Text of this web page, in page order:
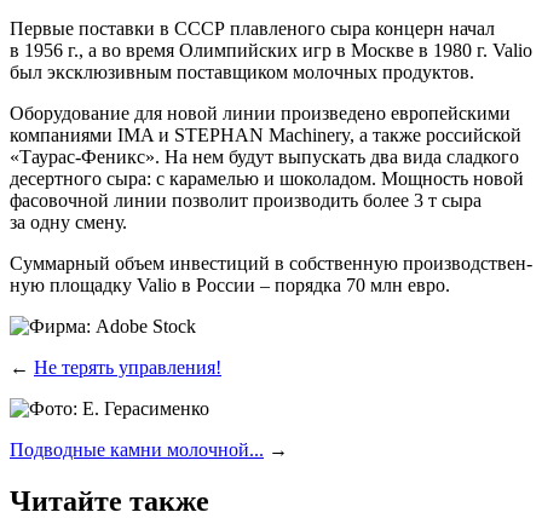
Пер­вые постав­ки в СССР плав­ле­но­го сыра кон­церн начал
в 1956 г., а во вре­мя Олим­пий­ских игр в Москве в 1980 г. Valio
был экс­клю­зив­ным постав­щи­ком молоч­ных продуктов.
Обо­ру­до­ва­ние для новой линии про­из­ве­де­но евро­пей­ски­ми
ком­па­ни­я­ми IMA и STEPHAN Machinery, а так­же рос­сий­ской
«Тау­рас-Феникс». На нем будут выпус­кать два вида слад­ко­го
десерт­но­го сыра: с кара­ме­лью и шоко­ла­дом. Мощ­ность новой
фасо­воч­ной линии поз­во­лит про­из­во­дить более 3 т сыра
за одну смену.
Сум­мар­ный объ­ем инве­сти­ций в соб­ствен­ную про­из­вод­ствен­
ную пло­щад­ку Valio в Рос­сии – поряд­ка 70 млн евро.
← Не терять управления!
Подводные камни молочной... →
Читайте также